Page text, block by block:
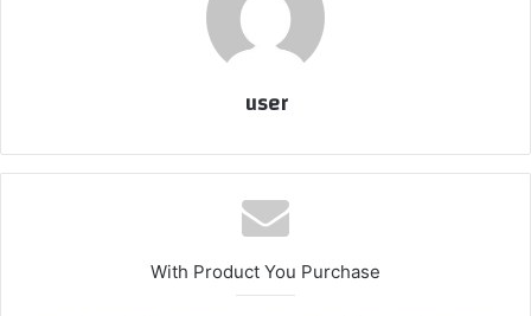
user
With Product You Purchase